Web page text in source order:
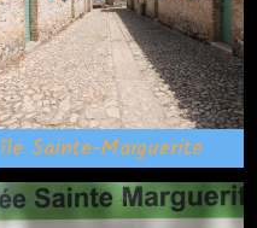
île Sainte-Marguerite